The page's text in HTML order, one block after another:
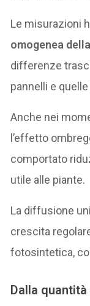
Le misurazioni
omogenea
differenze
pannelli e
Anche nei
l’effetto
comportato
utile alle piante.
La diffusione
crescita
fotosintetica,
Dalla